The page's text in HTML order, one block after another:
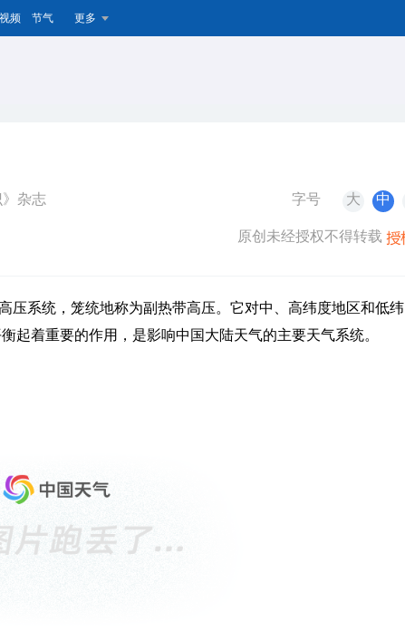
视频 节气 更多
》杂志 字号 大 中
原创未经授权不得转载
压系统，笼统地称为副热带高压。它对中、高纬度地区和低纬
起着重要的作用，是影响中国大陆天气的主要天气系统。